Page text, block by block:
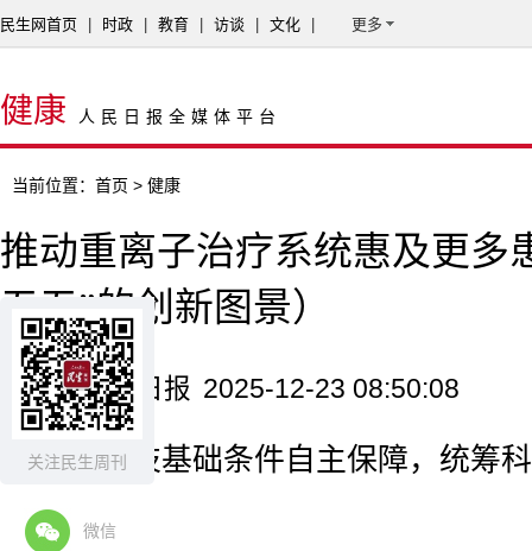
关注民生周刊
微信
民生网首页 时政 教育 访谈 文化 更多
健康 人民日报全媒体平台
当前位置： 首页 > 健康
推动重离子治疗系统惠及更多
五五”的创新图景）
来源：人民日报 2025-12-23 08:50:08
强化科技基础条件自主保障，统筹